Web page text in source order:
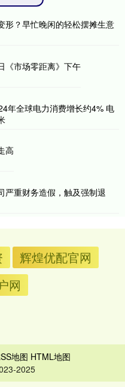
形？早忙晚闲的轻松摆摊生意
《市场零距离》下午
年全球电力消费增长约4% 电
高
严重财务造假，触及强制退
辉煌优配官网
网
地图 HTML地图
2025